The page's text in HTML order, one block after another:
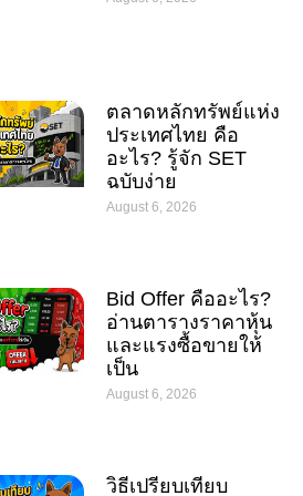
ตลาดหลักทรัพย์แห่ง
ประเทศไทย คือ
อะไร? รู้จัก SET
ฉบับง่าย
August 6, 2026
Bid Offer คืออะไร?
อ่านตารางราคาหุ้น
และแรงซื้อขายให้
เป็น
August 6, 2026
วิธีเปรียบเทียบ